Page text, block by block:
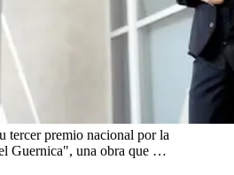
tercer premio nacional por la
Guernica", una obra que …